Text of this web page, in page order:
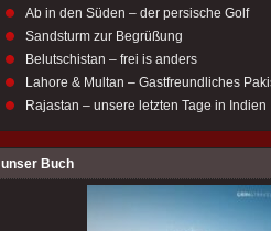
Ab in den Süden – der persische Golf
Sandsturm zur Begrüßung
Belutschistan – frei is anders
Lahore & Multan – Gastfreundliches
Rajastan – unsere letzten Tage in Indien
unser Buch